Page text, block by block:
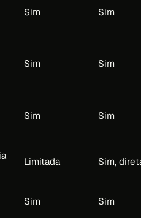
Sim Sim
Sim Sim
Sim Sim
Limitada Sim,
Sim Sim